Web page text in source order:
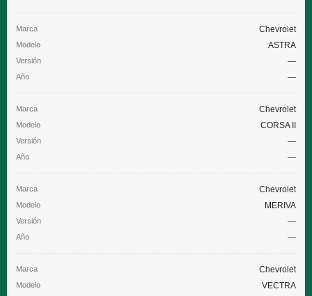
Chevrolet
ASTRA
—
—
Chevrolet
CORSA II
—
—
Chevrolet
MERIVA
—
—
Chevrolet
VECTRA